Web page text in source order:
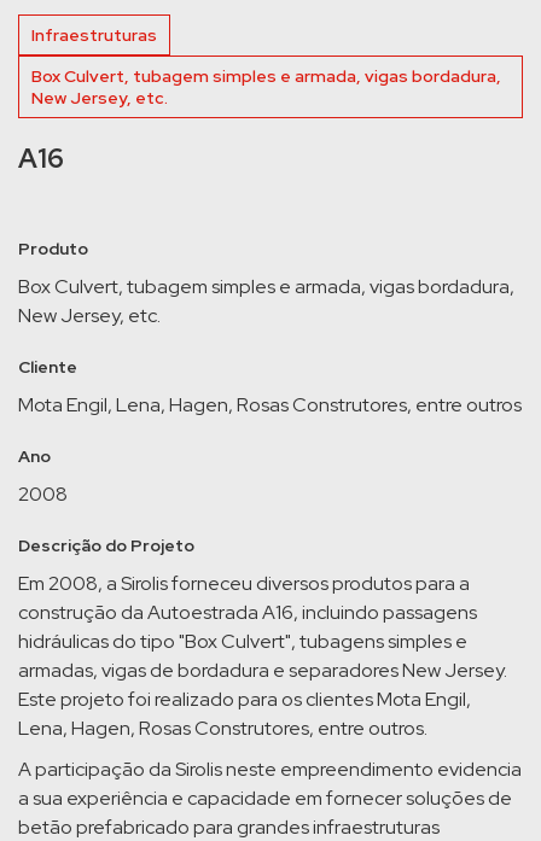
Infraestruturas
Box Culvert, tubagem simples e armada, vigas bordadura,
New Jersey, etc.
A16
Produto
Box Culvert, tubagem simples e armada, vigas bordadura,
New Jersey, etc.
Cliente
Mota Engil, Lena, Hagen, Rosas Construtores, entre outros
Ano
2008
Descrição do Projeto
Em 2008, a Sirolis forneceu diversos produtos para a
construção da Autoestrada A16, incluindo passagens
hidráulicas do tipo "Box Culvert", tubagens simples e
armadas, vigas de bordadura e separadores New Jersey.
Este projeto foi realizado para os clientes Mota Engil,
Lena, Hagen, Rosas Construtores, entre outros.
A participação da Sirolis neste empreendimento evidencia
a sua experiência e capacidade em fornecer soluções de
betão prefabricado para grandes infraestruturas